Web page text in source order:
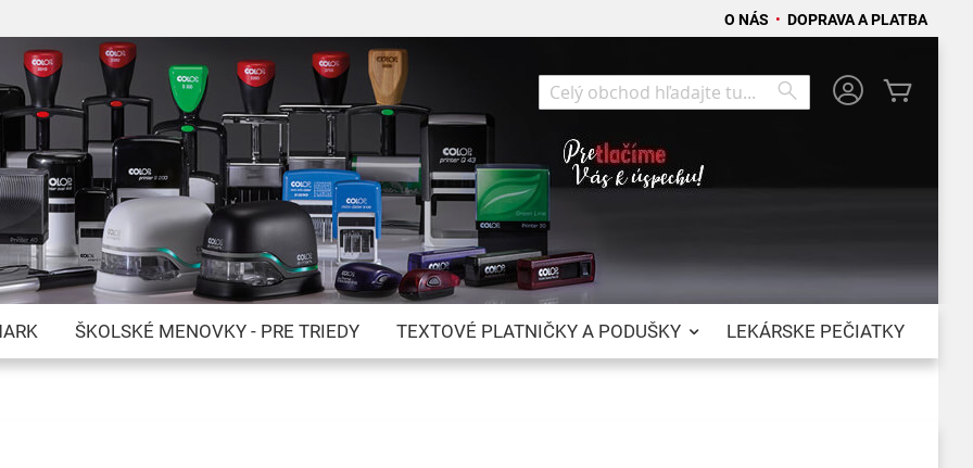
O NÁS • DOPRAVA A PLATBA
to
Content
Search
ŠKOLSKÉ MENOVKY - PRE TRIEDY TEXTOVÉ PLATNIČKY A PODUŠKY LEKÁRSKE PEČIATKY